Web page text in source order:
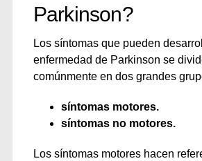
Parkinson?
Los síntomas que pueden
enfermedad de Parkinson se
comúnmente en dos grandes
síntomas motores.
síntomas no motores.
Los síntomas motores hacen